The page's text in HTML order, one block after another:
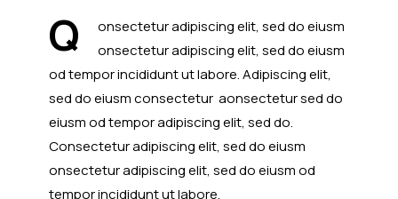
Q
onsectetur adipiscing elit, sed do eiusm
onsectetur adipiscing elit, sed do eiusm
od tempor incididunt ut labore. Adipiscing elit,
sed do eiusm consectetur aonsectetur sed do
eiusm od tempor adipiscing elit, sed do.
Consectetur adipiscing elit, sed do eiusm
onsectetur adipiscing elit, sed do eiusm od
tempor incididunt ut labore.